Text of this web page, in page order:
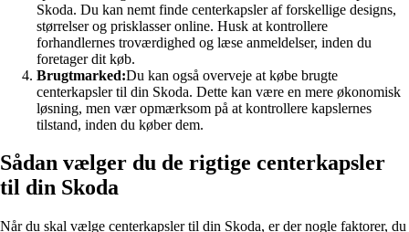
Skoda. Du kan nemt finde centerkapsler af forskellige designs,
størrelser og prisklasser online. Husk at kontrollere
forhandlernes troværdighed og læse anmeldelser, inden du
foretager dit køb.
Brugtmarked:Du kan også overveje at købe brugte
centerkapsler til din Skoda. Dette kan være en mere økonomisk
løsning, men vær opmærksom på at kontrollere kapslernes
tilstand, inden du køber dem.
Sådan vælger du de rigtige centerkapsler
til din Skoda
Når du skal vælge centerkapsler til din Skoda, er der nogle faktorer, du